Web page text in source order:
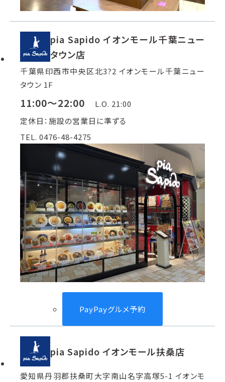
pia Sapido イオンモール千葉ニュー
タウン店
千葉県印西市中央区北3?2 イオンモール千葉ニュー
タウン 1F
11:00～22:00
L.O. 21:00
定休日：施設の営業日に準ずる
TEL. 0476-48-4275
PayPayグルメ予約
pia Sapido イオンモール扶桑店
愛知県丹羽郡扶桑町大字南山名字高塚5-1 イオンモ